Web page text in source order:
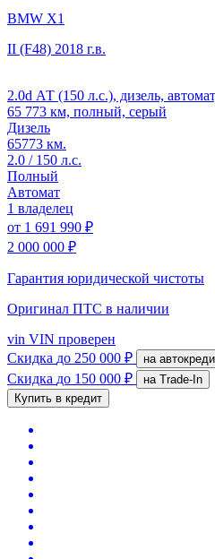
BMW X1
II (F48) 2018 г.в.
2.0d АТ (150 л.с.), дизель,
65 773 км, полный, серый
Дизель
65773 км.
2.0 / 150 л.с.
Полный
Автомат
1 владелец
от 1 691 990 ₽
2 000 000 ₽
Гарантия юридической чистоты
Оригинал ПТС в наличии
vin VIN проверен
Скидка до 250 000 ₽ на
Скидка до 150 000 ₽
на Trade-In
Купить в кредит